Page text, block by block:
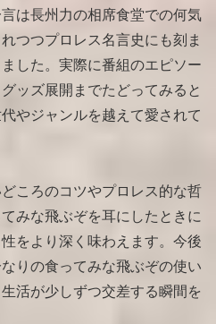
は長州力の相席食堂での何気
つつプロレス名言史にも刻ま
した。実際に番組のエピソー
ッズ展開までたどってみると
やジャンルを越えて愛されて
ころのコツやプロレス的な哲
みな飛ぶぞを耳にしたときに
をより深く味わえます。今後
りの食ってみな飛ぶぞの使い
活が少しずつ交差する瞬間を